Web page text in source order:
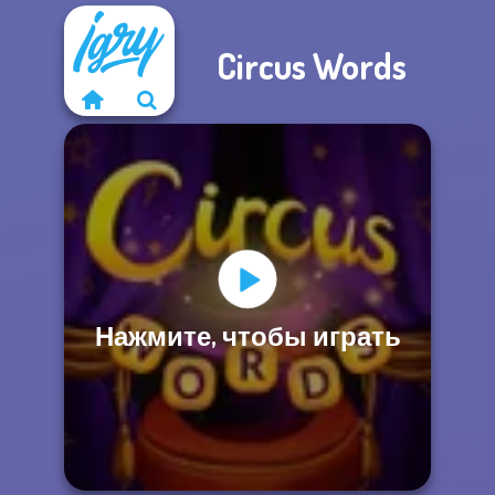
Circus Words
Нажмите, чтобы играть